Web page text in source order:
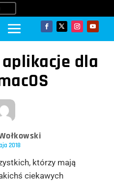
dla
2018
którzy mają
ciekawych